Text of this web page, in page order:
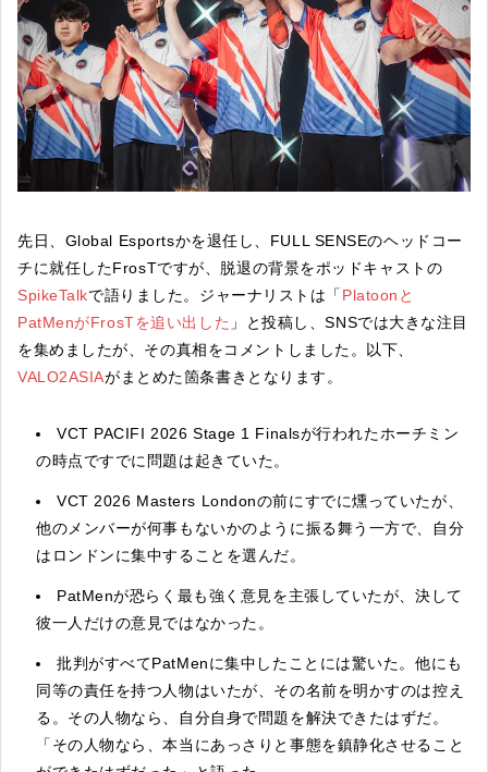
先日、Global Esportsかを退任し、FULL SENSEのヘッドコー
チに就任したFrosTですが、脱退の背景をポッドキャストの
SpikeTalkで語りました。ジャーナリストは「 Platoonと
PatMenがFrosTを追い出した 」と投稿し、SNSでは大きな注目
を集めましたが、その真相をコメントしました。以下、
VALO2ASIAがまとめた箇条書きとなります。
VCT PACIFI 2026 Stage 1 Finalsが行われたホーチミン
の時点ですでに問題は起きていた。
VCT 2026 Masters Londonの前にすでに燻っていたが、
他のメンバーが何事もないかのように振る舞う一方で、自分
はロンドンに集中することを選んだ。
PatMenが恐らく最も強く意見を主張していたが、決して
彼一人だけの意見ではなかった。
批判がすべてPatMenに集中したことには驚いた。他にも
同等の責任を持つ人物はいたが、その名前を明かすのは控え
る。その人物なら、自分自身で問題を解決できたはずだ。
「その人物なら、本当にあっさりと事態を鎮静化させること